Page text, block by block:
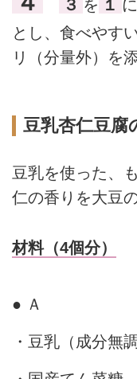
３ を １
とし、食べやす
リ（分量外）を
豆乳杏仁豆腐
豆乳を使った、
仁の香りを大豆
材料（4個分）
● Ａ
・豆乳（成分無